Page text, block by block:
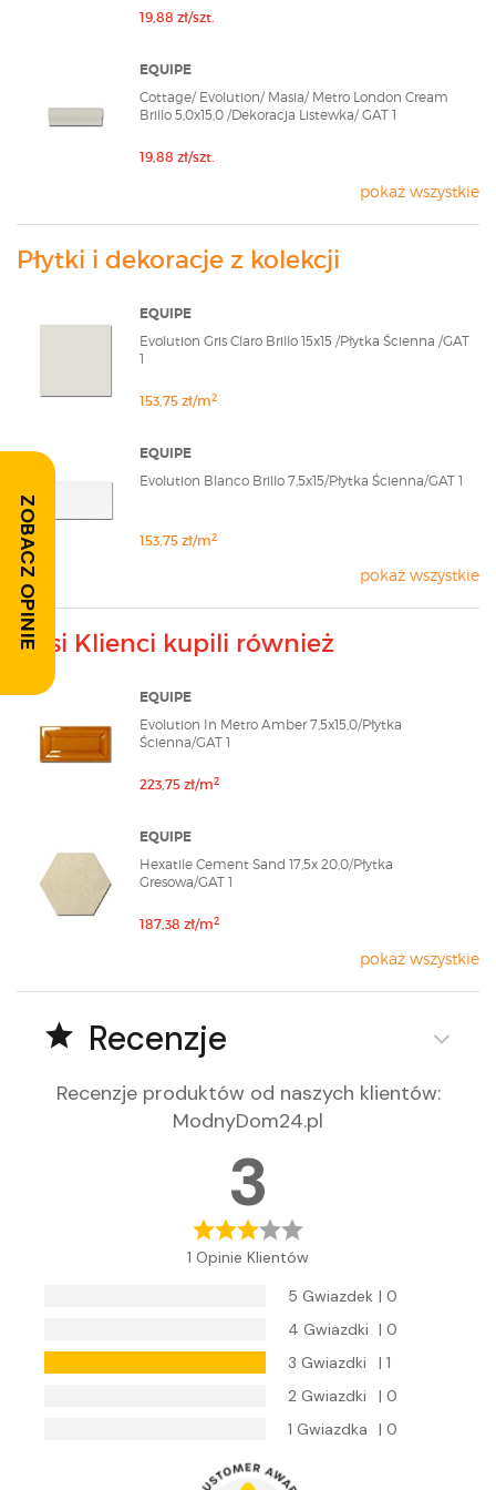
Evolution In Metro jest idealną propozycją dla tych,
kreatywności. Equipe Ceramicas to zdecydowanie
niebanalne rozwiązanie na długie lata. Sklep
modnydom24.pl oferuje Klientom wszystkie płytki z
oferty Producenta. Jeżeli na stronie sklepu nie
znalazłeś interesującej Cię płytki skontaktuj się z nami
poprzez formularz szybkiej wyceny lub wyślij maila na
19,88 zł/szt.
EQUIPE
Cottage/ Evolution/ Masia/ Metro London Cream
Brillo 5,0x15,0 /Dekoracja Listewka/ GAT 1
19,88 zł/szt.
pokaż wszystkie
Płytki i dekoracje z kolekcji
EQUIPE
Evolution Gris Claro Brillo 15x15 /Płytka Ścienna /GAT
1
153,75 zł/m2
EQUIPE
Evolution Blanco Brillo 7,5x15/Płytka Ścienna/GAT 1
153,75 zł/m2
pokaż wszystkie
Nasi Klienci kupili również
EQUIPE
Evolution In Metro Amber 7,5x15,0/Płytka
Ścienna/GAT 1
223,75 zł/m2
EQUIPE
Hexatile Cement Sand 17,5x 20,0/Płytka
Gresowa/GAT 1
187,38 zł/m2
pokaż wszystkie
Recenzje
Recenzje produktów od naszych klientów:
ModnyDom24.pl
3
1 Opinie Klientów
5 Gwiazdek | 0
4 Gwiazdki | 0
3 Gwiazdki
| 1
2 Gwiazdki
| 0
1 Gwiazdka
| 0
ZOBACZ OPINIE